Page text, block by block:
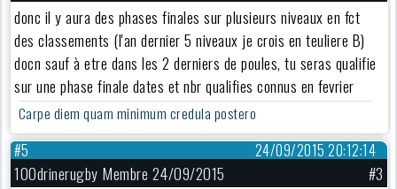
donc il y aura des phases finales sur plusieurs niveaux en fct
des classements (l'an dernier 5 niveaux je crois en teuliere B)
docn sauf à etre dans les 2 derniers de poules, tu seras qualifie
sur une phase finale dates et nbr qualifies connus en fevrier
Carpe diem quam minimum credula postero
24/09/2015 20:12:14
#5
100drinerugby Membre 24/09/2015
#3